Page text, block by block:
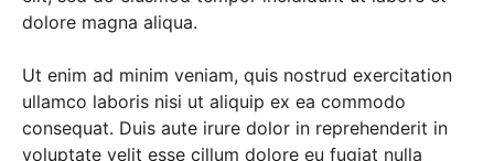
dolore magna aliqua.
Ut enim ad minim veniam, quis nostrud exercitation
ullamco laboris nisi ut aliquip ex ea commodo
consequat. Duis aute irure dolor in reprehenderit in
voluptate velit esse cillum dolore eu fugiat nulla